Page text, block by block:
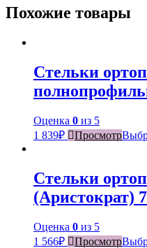
Похожие товары
Стельки
Оценка 0 из 5
1 839₽ Просмотр
Стельки
(Аристократ)
Оценка 0 из 5
1 566₽ Просмотр